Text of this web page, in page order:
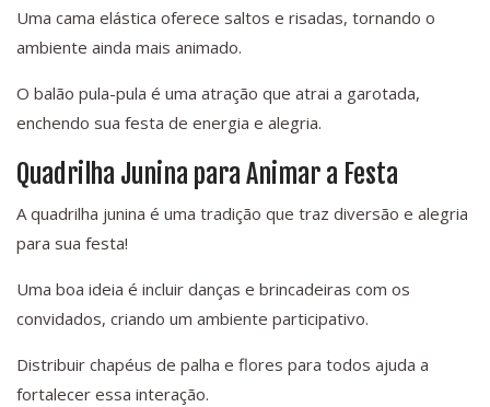
Uma cama elástica oferece saltos e risadas, tornando o
ambiente ainda mais animado.
O balão pula-pula é uma atração que atrai a garotada,
enchendo sua festa de energia e alegria.
Quadrilha Junina para Animar a Festa
A quadrilha junina é uma tradição que traz diversão e alegria
para sua festa!
Uma boa ideia é incluir danças e brincadeiras com os
convidados, criando um ambiente participativo.
Distribuir chapéus de palha e flores para todos ajuda a
fortalecer essa interação.